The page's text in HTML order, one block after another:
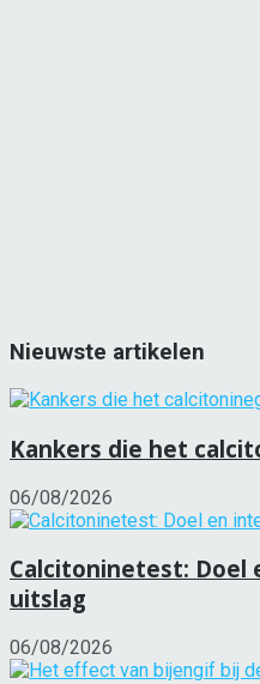
Nieuwste artikelen
Kankers die het
06/08/2026
Calcitoninetest:
uitslag
06/08/2026